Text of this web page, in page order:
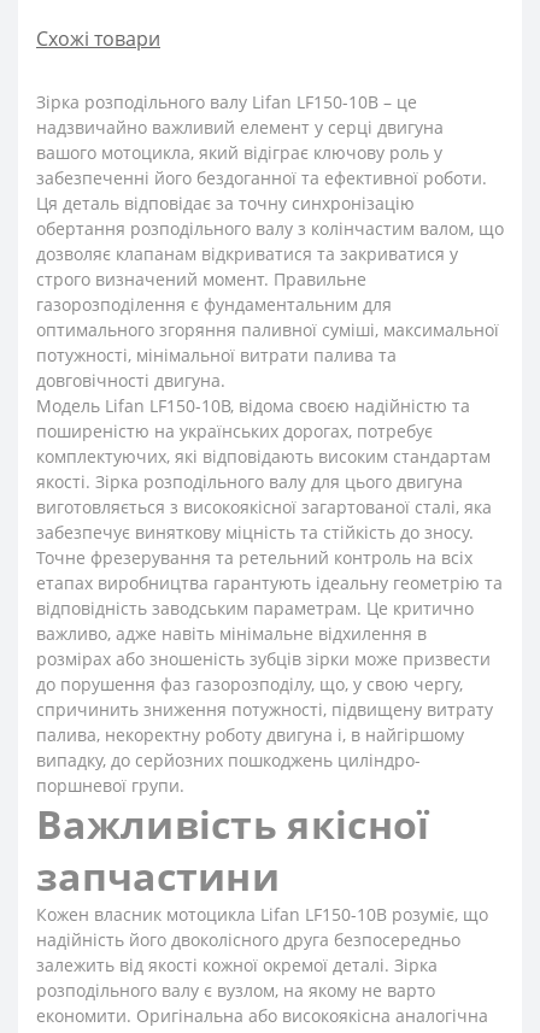
Схожі товари
Зірка розподільного валу Lifan LF150-10B – це
надзвичайно важливий елемент у серці двигуна
вашого мотоцикла, який відіграє ключову роль у
забезпеченні його бездоганної та ефективної роботи.
Ця деталь відповідає за точну синхронізацію
обертання розподільного валу з колінчастим валом, що
дозволяє клапанам відкриватися та закриватися у
строго визначений момент. Правильне
газорозподілення є фундаментальним для
оптимального згоряння паливної суміші, максимальної
потужності, мінімальної витрати палива та
довговічності двигуна.
Модель Lifan LF150-10B, відома своєю надійністю та
поширеністю на українських дорогах, потребує
комплектуючих, які відповідають високим стандартам
якості. Зірка розподільного валу для цього двигуна
виготовляється з високоякісної загартованої сталі, яка
забезпечує виняткову міцність та стійкість до зносу.
Точне фрезерування та ретельний контроль на всіх
етапах виробництва гарантують ідеальну геометрію та
відповідність заводським параметрам. Це критично
важливо, адже навіть мінімальне відхилення в
розмірах або зношеність зубців зірки може призвести
до порушення фаз газорозподілу, що, у свою чергу,
спричинить зниження потужності, підвищену витрату
палива, некоректну роботу двигуна і, в найгіршому
випадку, до серйозних пошкоджень циліндро-
поршневої групи.
Важливість якісної
запчастини
Кожен власник мотоцикла Lifan LF150-10B розуміє, що
надійність його двоколісного друга безпосередньо
залежить від якості кожної окремої деталі. Зірка
розподільного валу є вузлом, на якому не варто
економити. Оригінальна або високоякісна аналогічна